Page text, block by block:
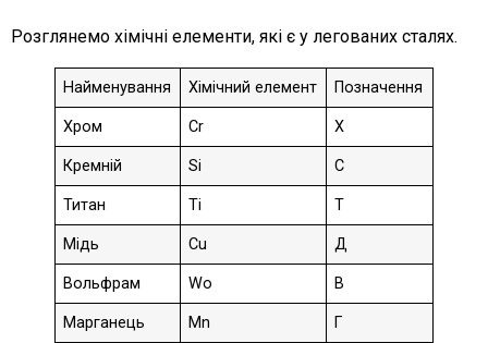
Розглянемо хімічні елементи, які є у легованих сталях.
Найменування Хімічний елемент Позначення
Хром Cr Х
Кремній Si С
Титан Ti Т
Мідь Cu Д
Вольфрам Wo В
Марганець Mn Г